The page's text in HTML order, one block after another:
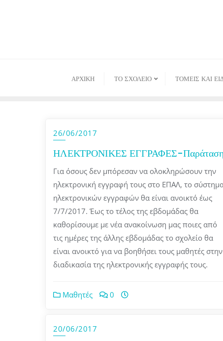
ΑΡΧΙΚΉ ΤΟ ΣΧΟΛΕΙΟ ΤΟΜΕΙΣ ΚΑΙ
26/06/2017
ΗΛΕΚΤΡΟΝΙΚΕΣ ΕΓΓΡΑΦΕΣ-Παράταση
Για όσους δεν μπόρεσαν να ολοκληρώσουν την
ηλεκτρονική εγγραφή τους στο ΕΠΑΛ, το σύστημα
ηλεκτρονικών εγγραφών θα είναι ανοικτό έως
7/7/2017. Έως το τέλος της εβδομάδας θα
καθορίσουμε με νέα ανακοίνωση μας ποιες από
τις ημέρες της άλλης εβδομάδας το σχολείο θα
είναι ανοικτό για να βοηθήσει τους μαθητές στην
διαδικασία της ηλεκτρονικής εγγραφής τους.
Μαθητές 0
20/06/2017